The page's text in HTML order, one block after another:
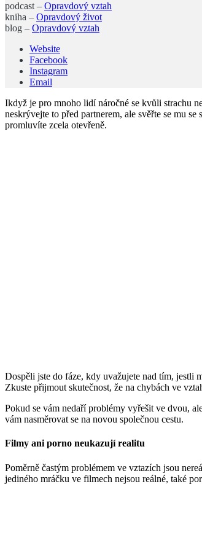
podcast – Opravdový vztah
kniha – Opravdový život
blog – Opravdový vztah
Website
Facebook
Instagram
Email
Ikdyž je pro mnoho lidí náročné se kvůli strachu
neskrývejte to před partnerem, ale svěřte se mu
promluvíte zcela otevřeně.
Dospěli jste do fáze, kdy uvažujete nad tím, jestli
Zkuste přijmout skutečnost, že na chybách ve
Pokud se vám nedaří problémy vyřešit ve dvou,
vám nasměrovat se na novou společnou cestu.
Filmy ani porno neukazují realitu
Poměrně častým problémem ve vztazích jsou
jediného mráčku ve filmech nejsou reálné, také